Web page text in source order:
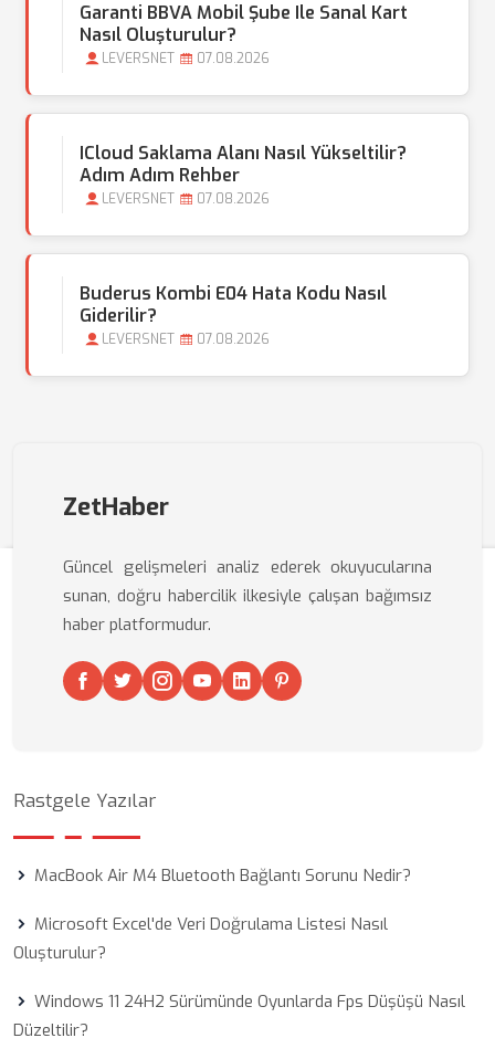
Garanti BBVA Mobil Şube Ile Sanal Kart
Nasıl Oluşturulur?
LEVERSNET 07.08.2026
ICloud Saklama Alanı Nasıl Yükseltilir?
Adım Adım Rehber
LEVERSNET 07.08.2026
Buderus Kombi E04 Hata Kodu Nasıl
Giderilir?
LEVERSNET 07.08.2026
ZetHaber
Güncel gelişmeleri analiz ederek okuyucularına
sunan, doğru habercilik ilkesiyle çalışan bağımsız
haber platformudur.
Rastgele Yazılar
MacBook Air M4 Bluetooth Bağlantı Sorunu Nedir?
Microsoft Excel'de Veri Doğrulama Listesi Nasıl
Oluşturulur?
Windows 11 24H2 Sürümünde Oyunlarda Fps Düşüşü Nasıl
Düzeltilir?